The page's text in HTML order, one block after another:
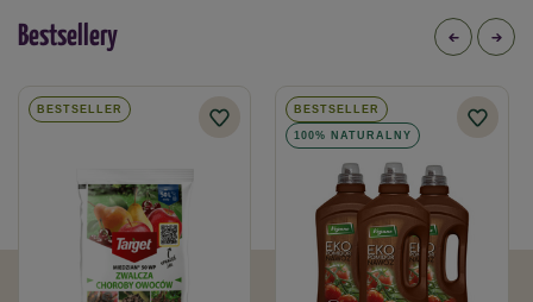
Bestsellery
BESTSELLER BESTSELLER
100% NATURALNY